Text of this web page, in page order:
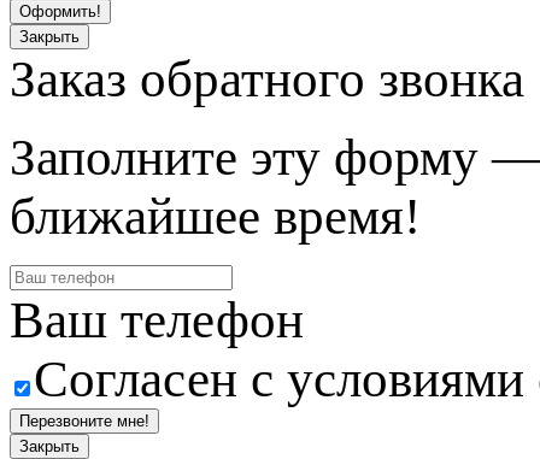
Оформить!
Закрыть
Заказ обратного звонка
Заполните эту форму
ближайшее время!
Ваш телефон
Согласен с
Перезвоните мне!
Закрыть